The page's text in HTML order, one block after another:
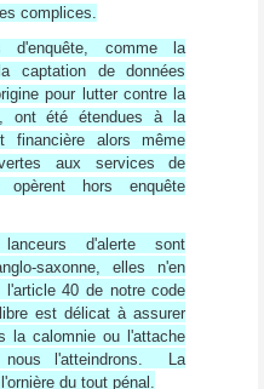
complices.
d'enquête, comme la
captation de données
pour lutter contre la
ont été étendues à la
financière alors même
aux services de
opèrent hors enquête
d'alerte sont
saxonne, elles n'en
40 de notre code
est délicat à assurer
la calomnie ou l'attache
nous l'atteindrons.
La
du tout pénal.